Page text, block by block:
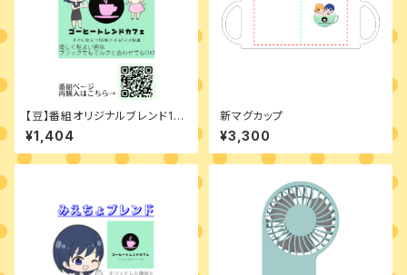
【豆】番組オリジナルブレンド10
0g
¥1,404
新マグカップ
¥3,300